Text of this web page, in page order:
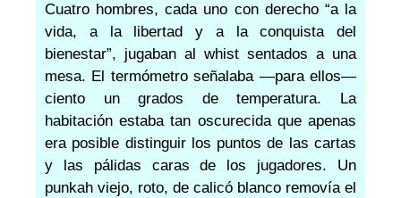
Cuatro hombres, cada uno con derecho “a la
vida, a la libertad y a la conquista del
bienestar”, jugaban al whist sentados a una
mesa. El termómetro señalaba —para ellos—
ciento un grados de temperatura. La
habitación estaba tan oscurecida que apenas
era posible distinguir los puntos de las cartas
y las pálidas caras de los jugadores. Un
punkah viejo, roto, de calicó blanco removía el